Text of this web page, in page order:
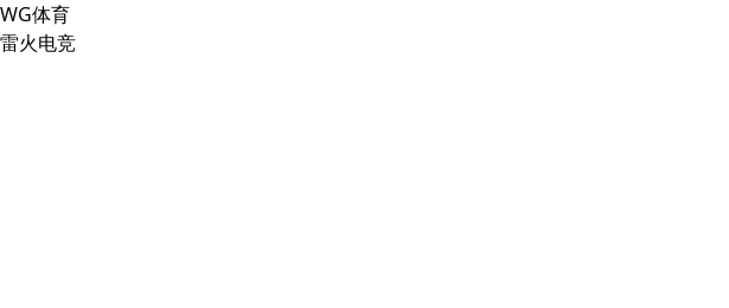
WG体育
雷火电竞